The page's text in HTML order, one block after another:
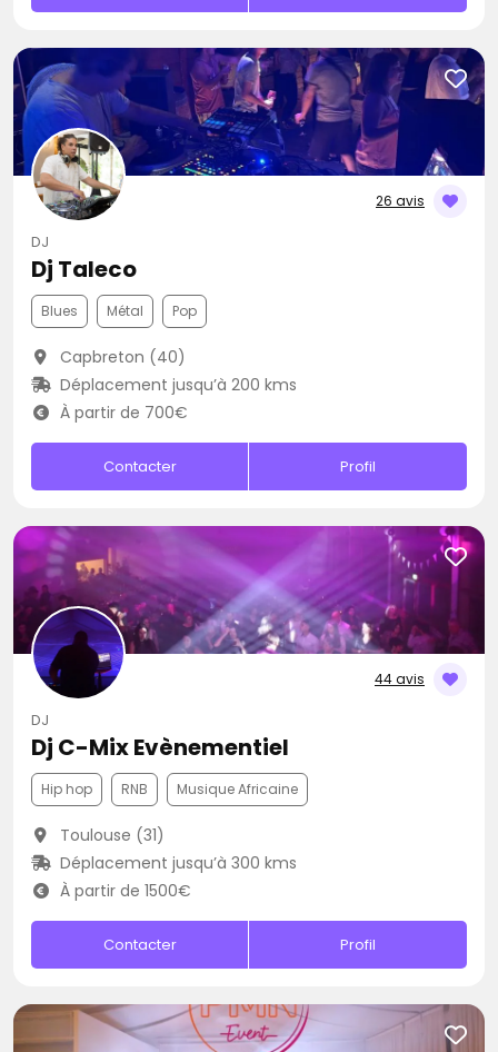
26 avis
DJ
Dj Taleco
Blues Métal Pop
Capbreton (40)
Déplacement jusqu’à 200 kms
À partir de 700€
Contacter Profil
44 avis
DJ
Dj C-Mix Evènementiel
Hip hop RNB Musique Africaine
Toulouse (31)
Déplacement jusqu’à 300 kms
À partir de 1500€
Contacter Profil